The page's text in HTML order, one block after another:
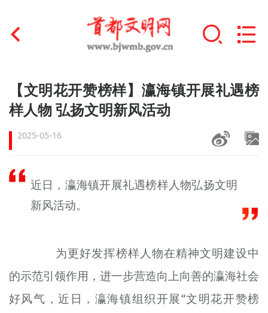
首页
文明创建
文明实践
文明培育
未成年人思想道德建设
+
文明评论
【文明花开赞榜样】瀛海镇开展礼遇榜
样人物 弘扬文明新风活动
2025-05-16
近日，瀛海镇开展礼遇榜样人物弘扬文明
新风活动。
为更好发挥榜样人物在精神文明建设中
的示范引领作用，进一步营造向上向善的瀛海社会
好风气，近日，瀛海镇组织开展“文明花开赞榜